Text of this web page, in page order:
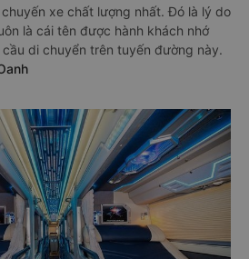
xe chất lượng nhất. Đó là lý do
là cái tên được hành khách nhớ
di chuyển trên tuyến đường này.